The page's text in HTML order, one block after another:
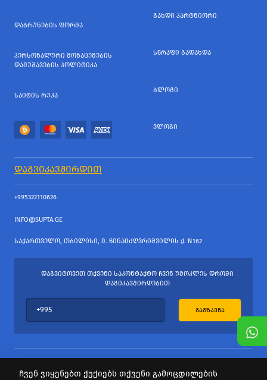
ᲓᲐᲑᲠᲣᲜᲔᲑᲘᲡ ᲤᲝᲠᲛᲐ
ᲞᲔᲠᲡᲝᲜᲐᲚᲣᲠᲘ ᲛᲝᲜᲐᲪᲔᲛᲔᲑᲘᲡ
ᲓᲐᲛᲣᲨᲐᲕᲔᲑᲘᲡ ᲞᲝᲚᲘᲢᲘᲙᲐ
ᲡᲐᲘᲢᲘᲡ ᲠᲣᲙᲐ
ᲒᲐᲮᲓᲘ ᲞᲐᲠᲢᲜᲘᲝᲠᲘ
ᲡᲬᲠᲐᲤᲘ ᲒᲐᲓᲐᲮᲓᲐ
ᲑᲚᲝᲒᲘ
ᲕᲚᲝᲒᲘ
ᲓᲐᲒᲕᲘᲙᲐᲕᲨᲘᲠᲓᲘᲗ
+995322110626
INFO@SUPTA.GE
ᲡᲐᲥᲐᲠᲗᲕᲔᲚᲝ, ᲗᲑᲘᲚᲘᲡᲘ, Მ. ᲬᲘᲜᲐᲛᲫᲦᲕᲠᲘᲨᲕᲘᲚᲘᲡ Ქ. N162
ᲓᲐᲒᲕᲘᲢᲝᲕᲔᲗ ᲗᲥᲕᲔᲜᲘ ᲡᲐᲙᲝᲜᲢᲐᲥᲢᲝ ᲩᲕᲔᲜ ᲣᲛᲝᲙᲚᲔᲡ ᲓᲠᲝᲨᲘ
ᲓᲐᲒᲘᲙᲐᲕᲨᲘᲠᲓᲔᲑᲘᲗ
ᲒᲐᲒᲖᲐᲕᲜᲐ
ჩვენ ვიყენებთ ქუქიებს თქვენი გამოცდილების